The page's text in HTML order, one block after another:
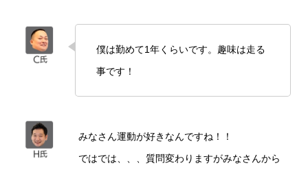
僕は勤めて1年くらいです。趣味は走る
事です！
みなさん運動が好きなんですね！！
ではでは、、、質問変わりますがみなさんから